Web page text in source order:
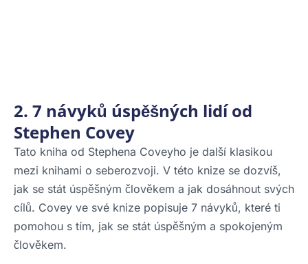
2. 7 návyků úspěšných lidí od
Stephen Covey
Tato kniha od Stephena Coveyho je další klasikou
mezi knihami o seberozvoji. V této knize se dozvíš,
jak se stát úspěšným člověkem a jak dosáhnout svých
cílů. Covey ve své knize popisuje 7 návyků, které ti
pomohou s tím, jak se stát úspěšným a spokojeným
člověkem.